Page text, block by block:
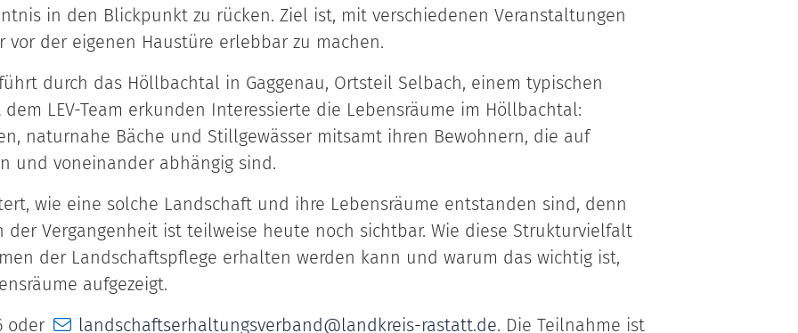
in den Blickpunkt zu rücken. Ziel ist, mit verschiedenen Veranstaltungen
der eigenen Haustüre erlebbar zu machen.
durch das Höllbachtal in Gaggenau, Ortsteil Selbach, einem typischen
LEV-Team erkunden Interessierte die Lebensräume im Höllbachtal:
naturnahe Bäche und Stillgewässer mitsamt ihren Bewohnern, die auf
und voneinander abhängig sind.
wie eine solche Landschaft und ihre Lebensräume entstanden sind, denn
Vergangenheit ist teilweise heute noch sichtbar. Wie diese Strukturvielfalt
der Landschaftspflege erhalten werden kann und warum das wichtig ist,
aufgezeigt.
oder
landschaftserhaltungsverband@landkreis-rastatt.de. Die Teilnahme ist